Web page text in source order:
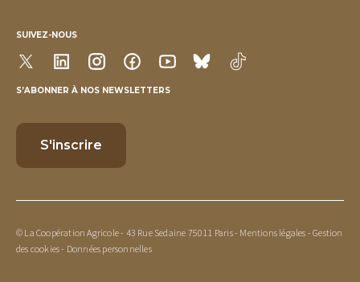
SUIVEZ-NOUS
S’ABONNER À NOS NEWSLETTERS
© La Coopération Agricole - 43 Rue Sedaine 75011 Paris - Mentions légales -Gestion
des cookies- Données personnelles